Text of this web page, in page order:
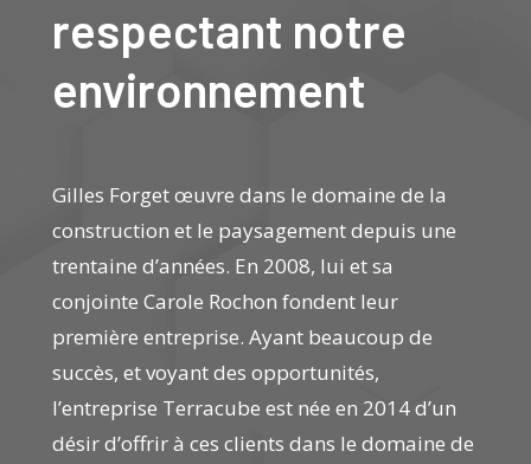
respectant notre
environnement
Gilles Forget œuvre dans le domaine de la
construction et le paysagement depuis une
trentaine d’années. En 2008, lui et sa
conjointe Carole Rochon fondent leur
première entreprise. Ayant beaucoup de
succès, et voyant des opportunités,
l’entreprise Terracube est née en 2014 d’un
désir d’offrir à ces clients dans le domaine de